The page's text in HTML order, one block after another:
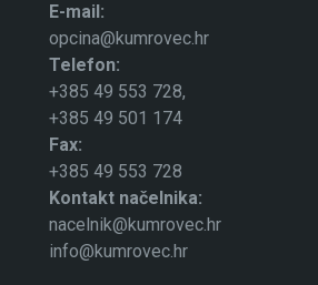
E-mail:
opcina@kumrovec.hr
Telefon:
+385 49 553 728,
+385 49 501 174
Fax:
+385 49 553 728
Kontakt načelnika:
nacelnik@kumrovec.hr
info@kumrovec.hr